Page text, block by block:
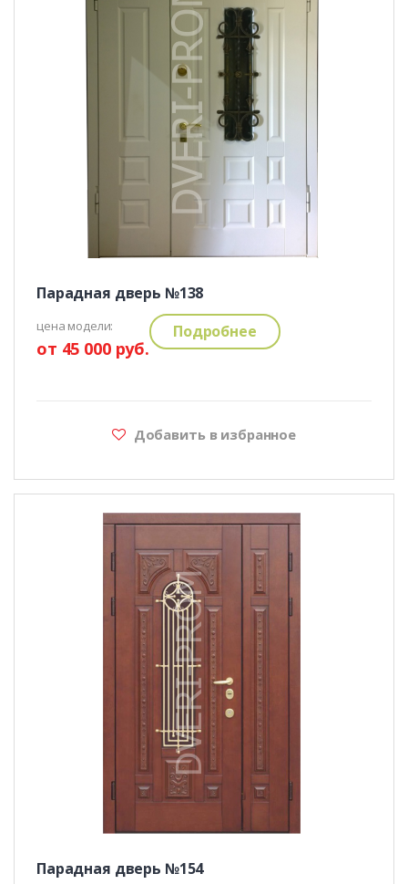
Парадная дверь №138
цена модели:
от 45 000 руб.
Подробнее
Добавить в избранное
Парадная дверь №154